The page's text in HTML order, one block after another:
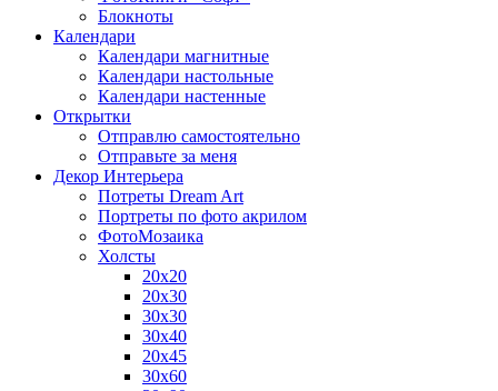
Блокноты
Календари
Календари магнитные
Календари настольные
Календари настенные
Открытки
Отправлю самостоятельно
Отправьте за меня
Декор Интерьера
Потреты Dream Art
Портреты по фото акрилом
ФотоМозаика
Холсты
20х20
20х30
30х30
30х40
20х45
30х60